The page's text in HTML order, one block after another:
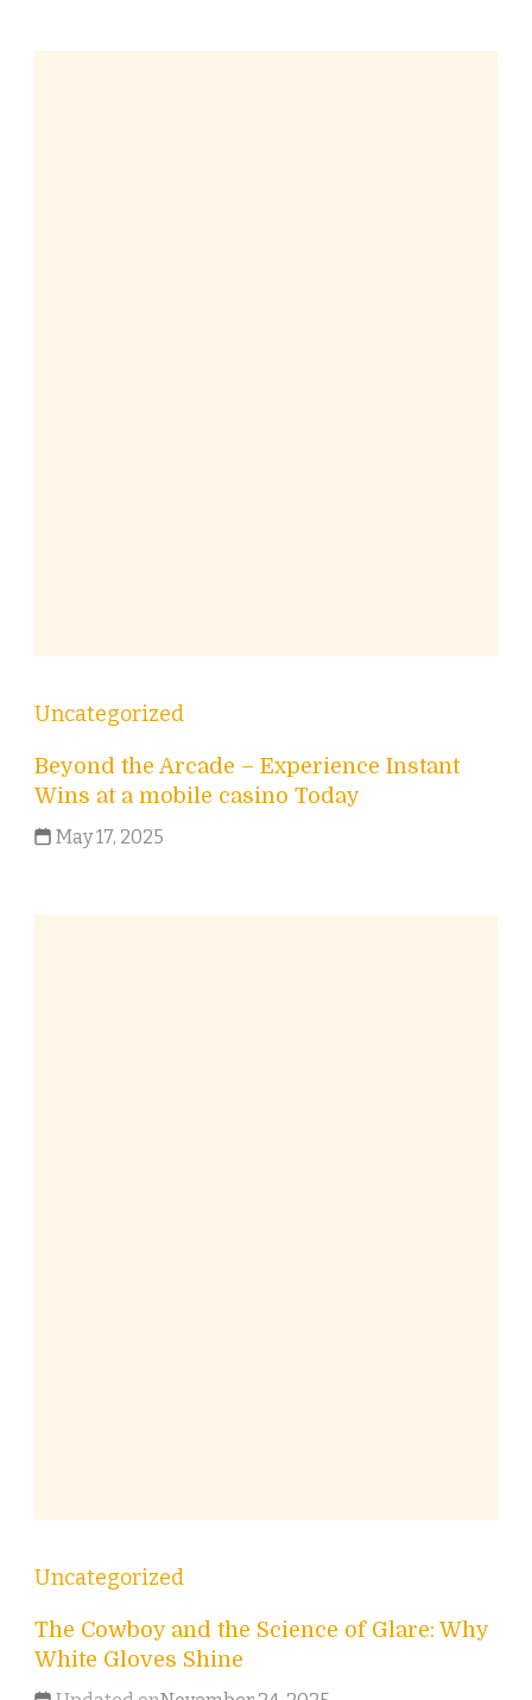
Uncategorized
Beyond the Arcade – Experience Instant
Wins at a mobile casino Today
May 17, 2025
Uncategorized
The Cowboy and the Science of Glare: Why
White Gloves Shine